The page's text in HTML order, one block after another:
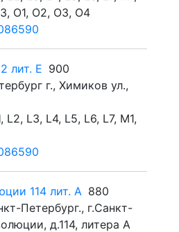
O1, O2, O3, O4
лит. Е 900
г., Химиков ул.,
L2, L3, L4, L5, L6, L7, M1,
114 лит. А 880
Петербург., г.Санкт-
д.114, литера А